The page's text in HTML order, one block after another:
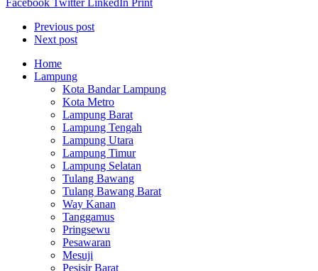
Facebook Twitter LinkedIn Print
Previous post
Next post
Home
Lampung
Kota Bandar Lampung
Kota Metro
Lampung Barat
Lampung Tengah
Lampung Utara
Lampung Timur
Lampung Selatan
Tulang Bawang
Tulang Bawang Barat
Way Kanan
Tanggamus
Pringsewu
Pesawaran
Mesuji
Pesisir Barat